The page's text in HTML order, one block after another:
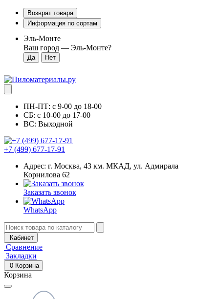
Возврат товара
Информация по сортам
Эль-Монте
Ваш город — Эль-Монте?
ПН-ПТ: с 9-00 до 18-00
СБ: с 10-00 до 17-00
ВС: Выходной
+7 (499) 677-17-91
Адрес: г. Москва, 43 км. МКАД, ул. Адмирала
Корнилова 62
Заказать звонок
WhatsApp
Кабинет
Сравнение
Закладки
0 Корзина
Корзина